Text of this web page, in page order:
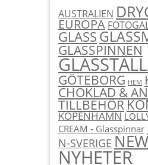
AUSTRALIEN
EUROPA
GLASS
GLASSPINNEN
GÖTEBORG HEM
CHOKLAD &
TILLBEHÖR
KÖPENHAMN
CREAM - Glasspinnar
N-SVERIGE
NYHETER